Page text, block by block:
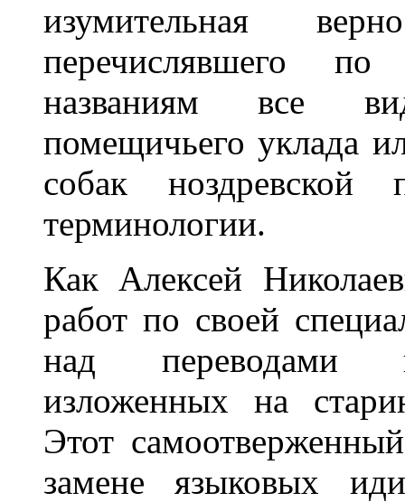
изумительная
перечислявшего
названиям все
помещичьего уклада
собак
терминологии.
Как Алексей
работ по своей
над переводами
изложенных на
Этот
замене языковых